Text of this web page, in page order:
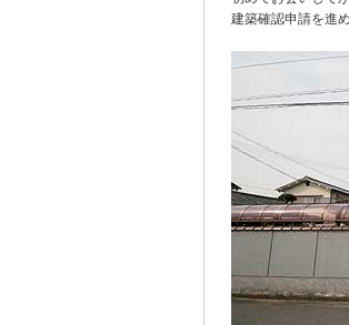
建築確認申請を進